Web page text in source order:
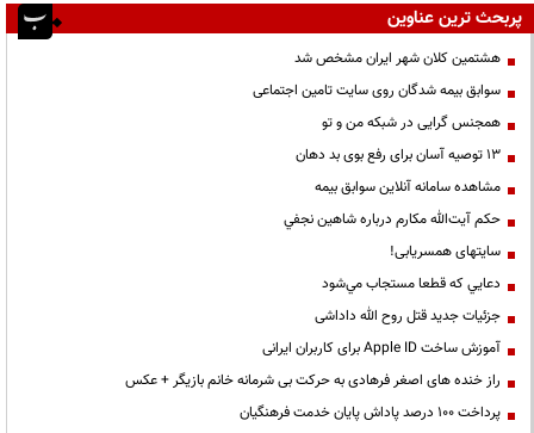
پربحث ترین عناوین
هشتمین کلان شهر ایران مشخص شد
سوابق بیمه شدگان روی سایت تامین اجتماعی
همجنس گرایی در شبکه من و تو
13 توصیه آسان برای رفع بوی بد دهان
مشاهده سامانه آنلاين سوابق بیمه
حكم آيت‌الله مكارم درباره شاهين نجفي
سایتهای همسریابی!
دعايي كه قطعا مستجاب مي‌شود
جزئیات جدید قتل روح الله داداشی
آموزش ساخت Apple ID برای کاربران ایرانی
راز خنده های اصغر فرهادی به حرکت بی شرمانه خانم بازیگر + عکس
پرداخت ۱۰۰ درصد پاداش پایان خدمت فرهنگیان